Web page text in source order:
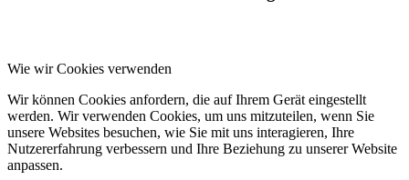
Wie wir Cookies verwenden
Wir können Cookies anfordern, die auf Ihrem Gerät eingestellt
werden. Wir verwenden Cookies, um uns mitzuteilen, wenn Sie
unsere Websites besuchen, wie Sie mit uns interagieren, Ihre
Nutzererfahrung verbessern und Ihre Beziehung zu unserer Website
anpassen.